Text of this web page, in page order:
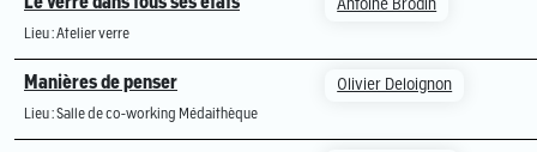
Lieu : Atelier verre
Antoine Brodin
Manières de penser
Lieu : Salle de co-working Médaithèque
Olivier Deloignon